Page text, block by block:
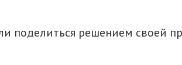
поделиться решением своей